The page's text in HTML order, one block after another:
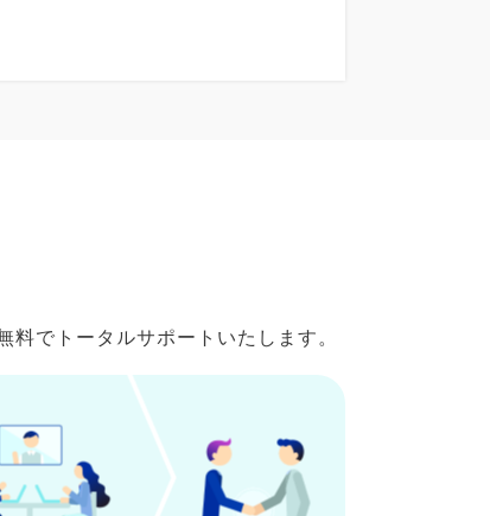
でトータルサポートいたします。